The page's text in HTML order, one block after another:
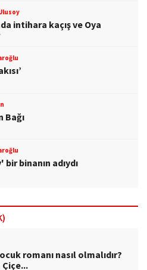
intihara kaçış ve Oya
Bağı
bir binanın adıydı
romanı nasıl olmalıdır?